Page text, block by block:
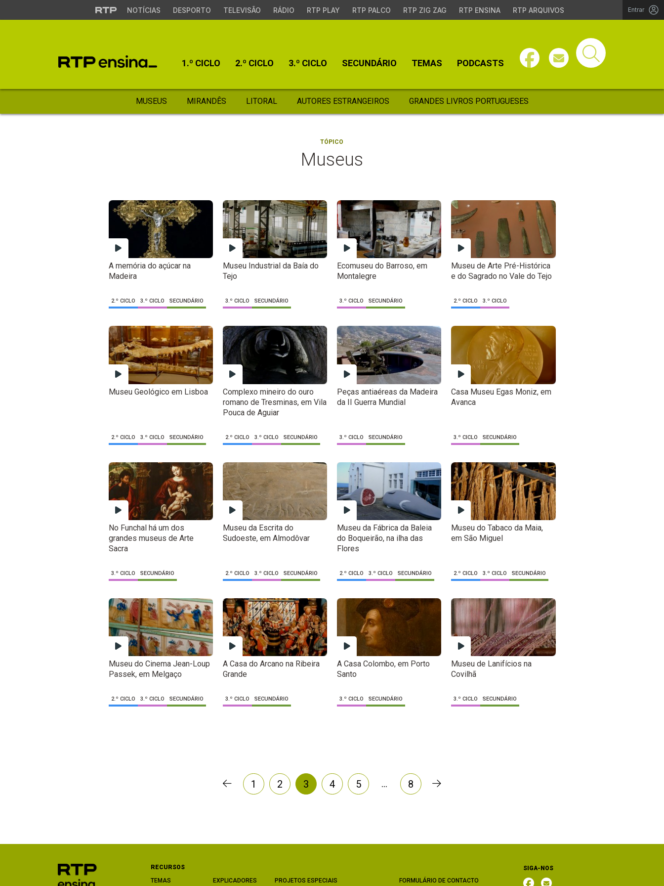
NOTÍCIAS DESPORTO TELEVISÃO RÁDIO RTP PLAY RTP PALCO RTP ZIG ZAG RTP ENSINA RTP ARQUIVOS Entrar
1.º CICLO 2.º CICLO 3.º CICLO SECUNDÁRIO TEMAS PODCASTS
MUSEUS MIRANDÊS LITORAL AUTORES ESTRANGEIROS GRANDES LIVROS PORTUGUESES
TÓPICO
Museus
A memória do açúcar na
Madeira
2.º CICLO 3.º CICLO SECUNDÁRIO
Museu Industrial da Baía do
Tejo
3.º CICLO SECUNDÁRIO
Ecomuseu do Barroso, em
Montalegre
3.º CICLO SECUNDÁRIO
Museu de Arte Pré-Histórica
e do Sagrado no Vale do Tejo
2.º CICLO 3.º CICLO
Museu Geológico em Lisboa
2.º CICLO 3.º CICLO SECUNDÁRIO
Complexo mineiro do ouro
romano de Tresminas, em Vila
Pouca de Aguiar
2.º CICLO 3.º CICLO SECUNDÁRIO
Peças antiaéreas da Madeira
da II Guerra Mundial
3.º CICLO SECUNDÁRIO
Casa Museu Egas Moniz, em
Avanca
3.º CICLO SECUNDÁRIO
No Funchal há um dos
grandes museus de Arte
Sacra
3.º CICLO SECUNDÁRIO
Museu da Escrita do
Sudoeste, em Almodôvar
2.º CICLO 3.º CICLO SECUNDÁRIO
Museu da Fábrica da Baleia
do Boqueirão, na ilha das
Flores
2.º CICLO 3.º CICLO SECUNDÁRIO
Museu do Tabaco da Maia,
em São Miguel
2.º CICLO 3.º CICLO SECUNDÁRIO
Museu do Cinema Jean-Loup
Passek, em Melgaço
2.º CICLO 3.º CICLO SECUNDÁRIO
A Casa do Arcano na Ribeira
Grande
3.º CICLO SECUNDÁRIO
A Casa Colombo, em Porto
Santo
3.º CICLO SECUNDÁRIO
Museu de Lanifícios na
Covilhã
3.º CICLO SECUNDÁRIO
1 2 3 4 5 … 8
RECURSOS
TEMAS
EXPLICADORES PROJETOS ESPECIAIS FORMULÁRIO DE CONTACTO
SIGA-NOS